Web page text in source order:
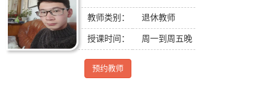
教师类别： 退休教师
授课时间： 周一到周五晚
预约教师